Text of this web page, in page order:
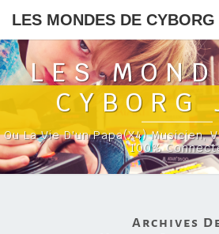
LES MONDES DE
LES
CYBORG
Ou La Vie D'un Papa(x4) Musicien,
100%
Archives